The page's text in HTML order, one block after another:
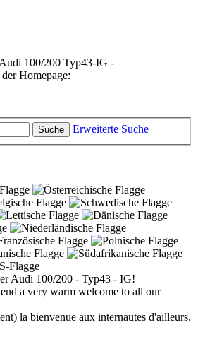
100/200 Typ43-IG -
Homepage:
Suche Erweiterte Suche
Audi 100/200 - Typ43 - IG!
a very warm welcome to all our
la bienvenue aux internautes d'ailleurs.